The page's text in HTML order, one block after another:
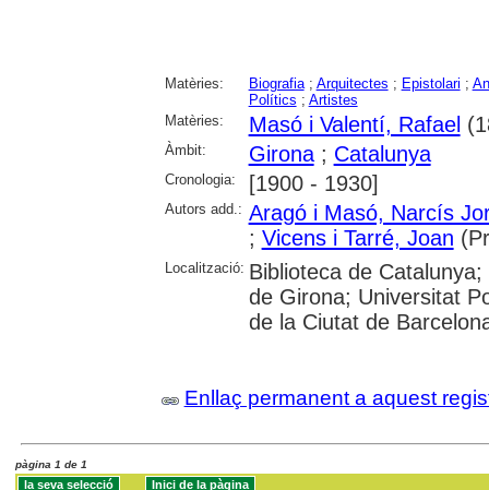
Matèries: Biografia; Arquitectes ; Epistolari ;
Polítics ; Artistes
Matèries:
Masó i Valentí, Rafael
Àmbit: Girona; Catalunya
Cronologia: [1900 - 1930]
Autors add.: Aragó i Masó, Narcís
; Vicens i Tarré, Joan
Localització: Biblioteca de
de Girona; Universitat
de la Ciutat de
Enllaç permanent a aquest
pàgina 1 de 1